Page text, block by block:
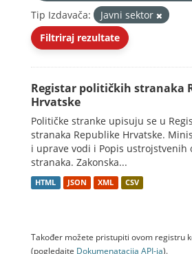
Tip Izdavača:
Javni sektor
Filtriraj rezultate
Registar političkih stranaka
Hrvatske
Političke stranke upisuju se u
stranaka Republike Hrvatske.
i uprave vodi i Popis ustrojstvenih
stranaka. Zakonska...
HTML JSON XML CSV
Također možete pristupiti ovom registru
(pogledajte Dokumenаtаcijа API-jа).